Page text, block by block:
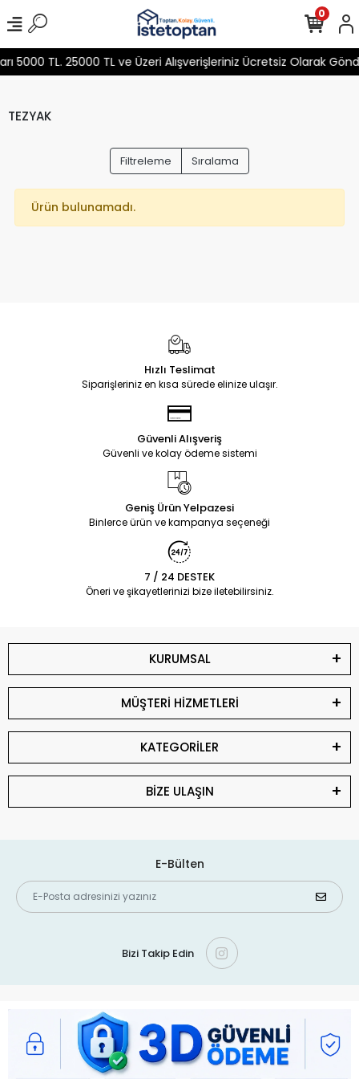
5000 TL. 25000 TL ve Üzeri Alışverişleriniz Ücretsiz Olarak
0
TEZYAK
Filtreleme Sıralama
Ürün bulunamadı.
Hızlı Teslimat
Siparişleriniz en kısa sürede elinize ulaşır.
Güvenli Alışveriş
Güvenli ve kolay ödeme sistemi
Geniş Ürün Yelpazesi
Binlerce ürün ve kampanya seçeneği
7 / 24 DESTEK
Öneri ve şikayetlerinizi bize iletebilirsiniz.
KURUMSAL
MÜŞTERİ HİZMETLERİ
KATEGORİLER
BİZE ULAŞIN
E-Bülten
Bizi Takip Edin